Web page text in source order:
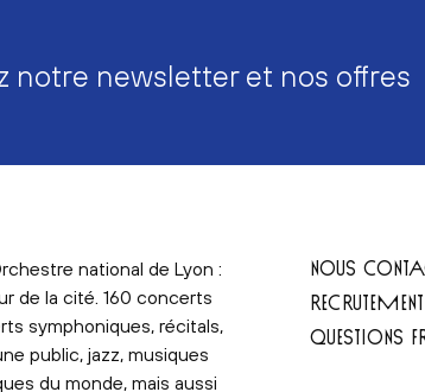
notre newsletter et nos offres
national de Lyon :
de la cité. 160 concerts
symphoniques, récitals,
public, jazz, musiques
du monde, mais aussi
NOUS
QUESTIONS